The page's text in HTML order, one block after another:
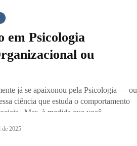
em Psicologia
ou
já se apaixonou pela Psicologia — ou
ciência que estuda o comportamento
Mas, à medida que você...
de 2025